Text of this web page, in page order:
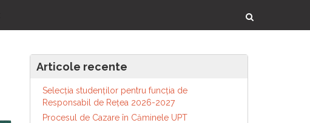
Articole recente
Selecția studenților pentru funcția de
Responsabil de Reţea 2026-2027
Procesul de Cazare în Căminele UPT